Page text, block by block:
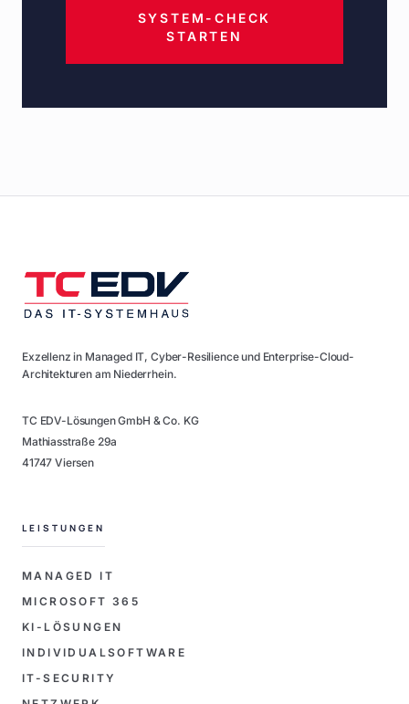
SYSTEM-CHECK
STARTEN
Exzellenz in Managed IT, Cyber-Resilience und Enterprise-Cloud-
Architekturen am Niederrhein.
TC EDV-Lösungen GmbH & Co. KG
Mathiasstraße 29a
41747 Viersen
LEISTUNGEN
MANAGED IT
MICROSOFT 365
KI-LÖSUNGEN
INDIVIDUALSOFTWARE
IT-SECURITY